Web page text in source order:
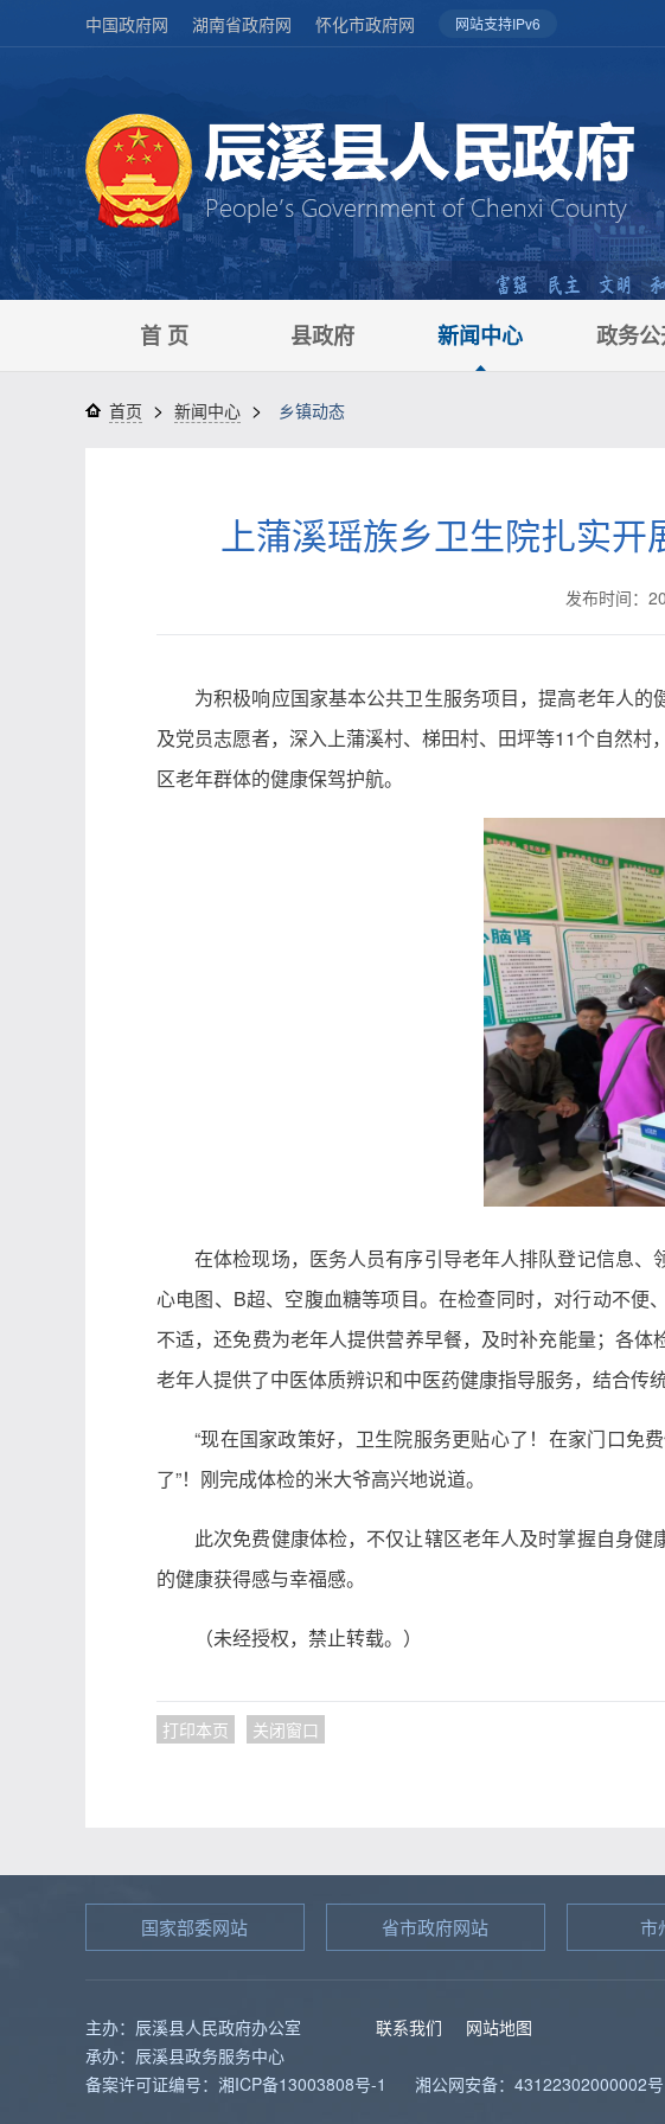
中国政府网 湖南省政府网 怀化市政府网 网站支持IPv6
首 页 县政府 新闻中心 政务
首页 > 新闻中心 > 乡镇动态
上蒲溪瑶族乡卫生院扎实
发布时间：
为积极响应国家基本公共卫生服务项目，提高老年人
及党员志愿者，深入上蒲溪村、梯田村、田坪等11个自然
区老年群体的健康保驾护航。
在体检现场，医务人员有序引导老年人排队登记信息、
心电图、B超、空腹血糖等项目。在检查同时，对行动不
不适，还免费为老年人提供营养早餐，及时补充能量；各
老年人提供了中医体质辨识和中医药健康指导服务，结合传
“现在国家政策好，卫生院服务更贴心了！在家门口免
了”！刚完成体检的米大爷高兴地说道。
此次免费健康体检，不仅让辖区老年人及时掌握自身
的健康获得感与幸福感。
（未经授权，禁止转载。）
打印本页 关闭窗口
国家部委网站 省市政府网站 市
主办：辰溪县人民政府办公室
承办：辰溪县政务服务中心
备案许可证编号：湘ICP备13003808号-1
湘公网安备：43122302000002号
联系我们 网站地图